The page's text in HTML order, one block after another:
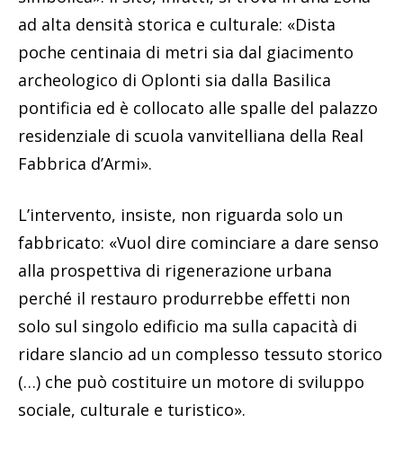
ad alta densità storica e culturale: «Dista
poche centinaia di metri sia dal giacimento
archeologico di Oplonti sia dalla Basilica
pontificia ed è collocato alle spalle del palazzo
residenziale di scuola vanvitelliana della Real
Fabbrica d’Armi».
L’intervento, insiste, non riguarda solo un
fabbricato: «Vuol dire cominciare a dare senso
alla prospettiva di rigenerazione urbana
perché il restauro produrrebbe effetti non
solo sul singolo edificio ma sulla capacità di
ridare slancio ad un complesso tessuto storico
(…) che può costituire un motore di sviluppo
sociale, culturale e turistico».